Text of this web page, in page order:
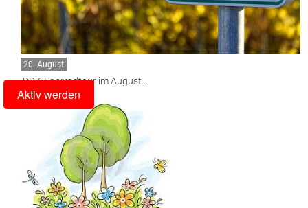
20. August
DRK-Fahrradtour im August...
Aktiv werden